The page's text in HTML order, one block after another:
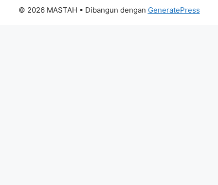
© 2026 MASTAH • Dibangun dengan GeneratePress